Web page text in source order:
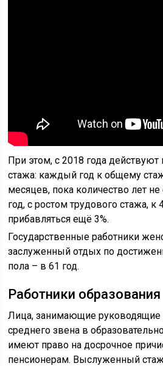
При этом, с 2018 года
стажа: каждый год к общему
месяцев, пока количество лет
год, с ростом трудового стажа, к
прибавляться ещё 3%.
Государственные работники
заслуженный отдых по
пола – в 61 год.
Работники образования
Лица, занимающие руководящие
среднего звена в
имеют право на досрочное
пенсионерам. Выслуженный